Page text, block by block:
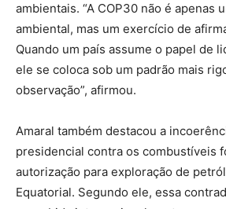
ambientais. “A COP30 não é apenas
ambiental, mas um exercício de
Quando um país assume o papel de
ele se coloca sob um padrão mais
observação”, afirmou.
Amaral também destacou a
presidencial contra os combustíveis
autorização para exploração de
Equatorial. Segundo ele, essa